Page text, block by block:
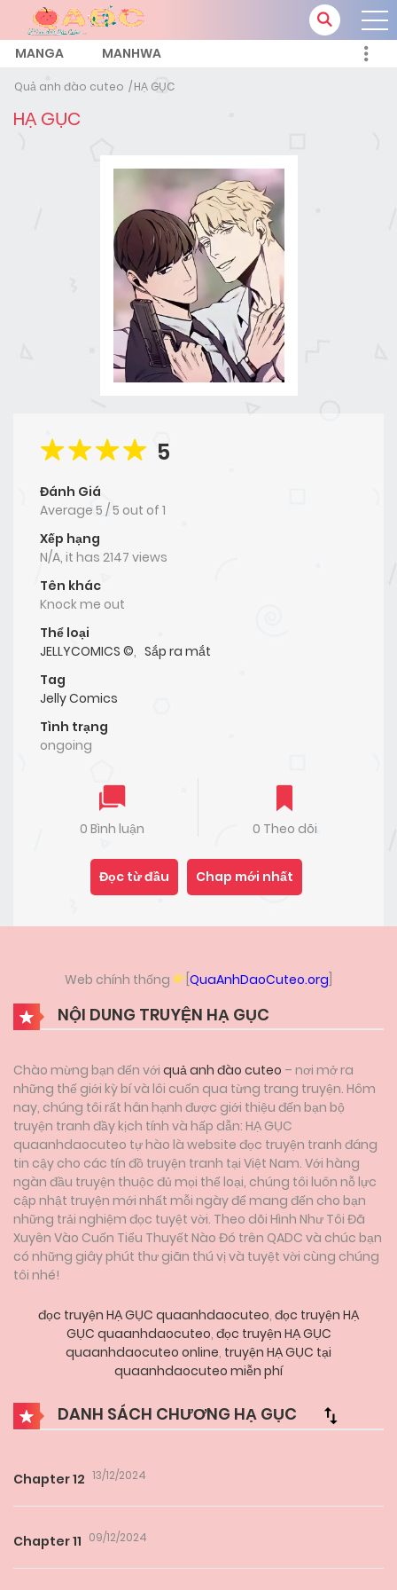
MANGA MANHWA
Quả anh đào cuteo HẠ GỤC
HẠ GỤC
5
Đánh Giá
Average 5 /5 out of 1
Xếp hạng
N/A, it has 2147 views
Tên khác
Knock me out
Thể loại
JELLYCOMICS ©, Sắp ra mắt
Tag
Jelly Comics
Tình trạng
ongoing
0 Bình luận 0 Theo dõi
Đọc từ đầu Chap mới nhất
Web chính thống [QuaAnhDaoCuteo.org
NỘI DUNG TRUYỆN HẠ GỤC
Chào mừng bạn đến với quả anh đào cuteo – nơi mở ra
những thế giới kỳ bí và lôi cuốn qua từng trang truyện. Hôm
nay, chúng tôi rất hân hạnh được giới thiệu đến bạn bộ
truyện tranh đầy kịch tính và hấp dẫn: HẠ GỤC
quaanhdaocuteo tự hào là website đọc truyện tranh đáng
tin cậy cho các tín đồ truyện tranh tại Việt Nam. Với hàng
ngàn đầu truyện thuộc đủ mọi thể loại, chúng tôi luôn nỗ lực
cập nhật truyện mới nhất mỗi ngày để mang đến cho bạn
những trải nghiệm đọc tuyệt vời. Theo dõi Hình Như Tôi Đã
Xuyên Vào Cuốn Tiểu Thuyết Nào Đó trên QADC và chúc bạn
có những giây phút thư giãn thú vị và tuyệt vời cùng chúng
tôi nhé!
đọc truyện HẠ GỤC quaanhdaocuteo, đọc truyện HẠ
GỤC quaanhdaocuteo, đọc truyện HẠ GỤC
quaanhdaocuteo online, truyện HẠ GỤC tại
quaanhdaocuteo miễn phí
DANH SÁCH CHƯƠNG HẠ GỤC
Chapter 12 13/12/2024
Chapter 11 09/12/2024